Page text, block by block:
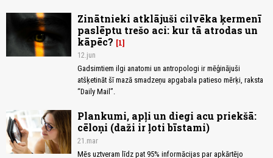
Zinātnieki atklājuši cilvēka ķermenī
paslēptu trešo aci: kur tā atrodas un
kāpēc?
1
12.jun
Gadsimtiem ilgi anatomi un antropologi ir mēģinājuši
atšķetināt šī mazā smadzeņu apgabala patieso mērķi, raksta
“Daily Mail”.
Plankumi, apļi un diegi acu priekšā:
cēloņi (daži ir ļoti bīstami)
21.mar
Mēs uztveram līdz pat 95% informācijas par apkārtējo